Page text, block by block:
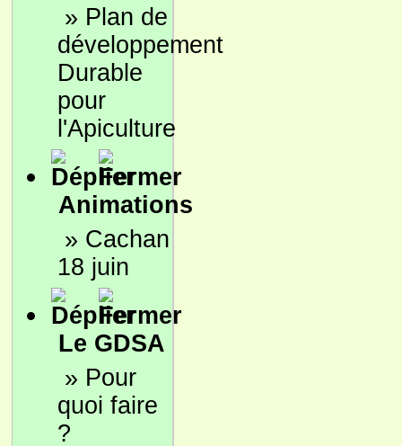
» Plan de
développement
Durable
pour
l'Apiculture
Animations
» Cachan
18 juin
Le GDSA
» Pour
quoi faire
?